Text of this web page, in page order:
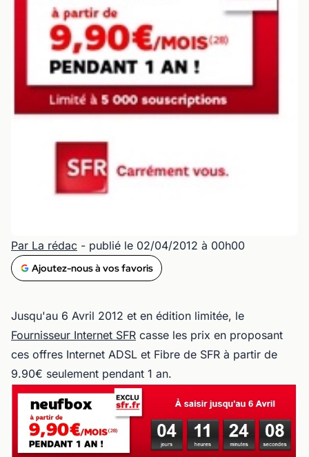
Par La rédac - publié le 02/04/2012 à 00h00
Ajoutez-nous à vos favoris
Jusqu'au 6 Avril 2012 et en édition limitée, le
Fournisseur Internet SFR casse les prix en proposant
ces offres Internet ADSL et Fibre de SFR à partir de
9.90€ seulement pendant 1 an.